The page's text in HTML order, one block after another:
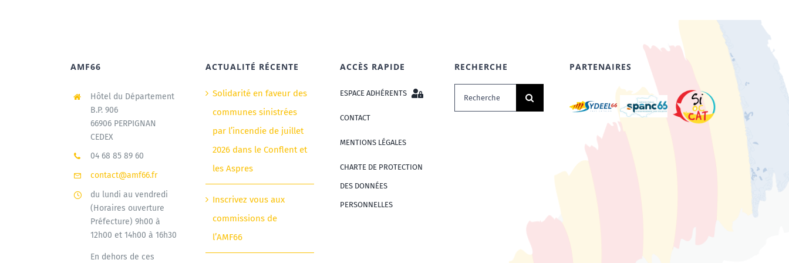
AMF66
Hôtel du Département
B.P. 906
66906 PERPIGNAN
CEDEX
04 68 85 89 60
contact@amf66.fr
du lundi au vendredi
(Horaires ouverture
Préfecture) 9h00 à
12h00 et 14h00 à 16h30
En dehors de ces
ACTUALITÉ RÉCENTE
Solidarité en faveur des
communes sinistrées
par l’incendie de juillet
2026 dans le Conflent et
les Aspres
Inscrivez vous aux
commissions de
l’AMF66
ACCÈS RAPIDE
ESPACE ADHÉRENTS
CONTACT
MENTIONS LÉGALES
CHARTE DE PROTECTION
DES DONNÉES
PERSONNELLES
RECHERCHE
Rechercher:
PARTENAIRES